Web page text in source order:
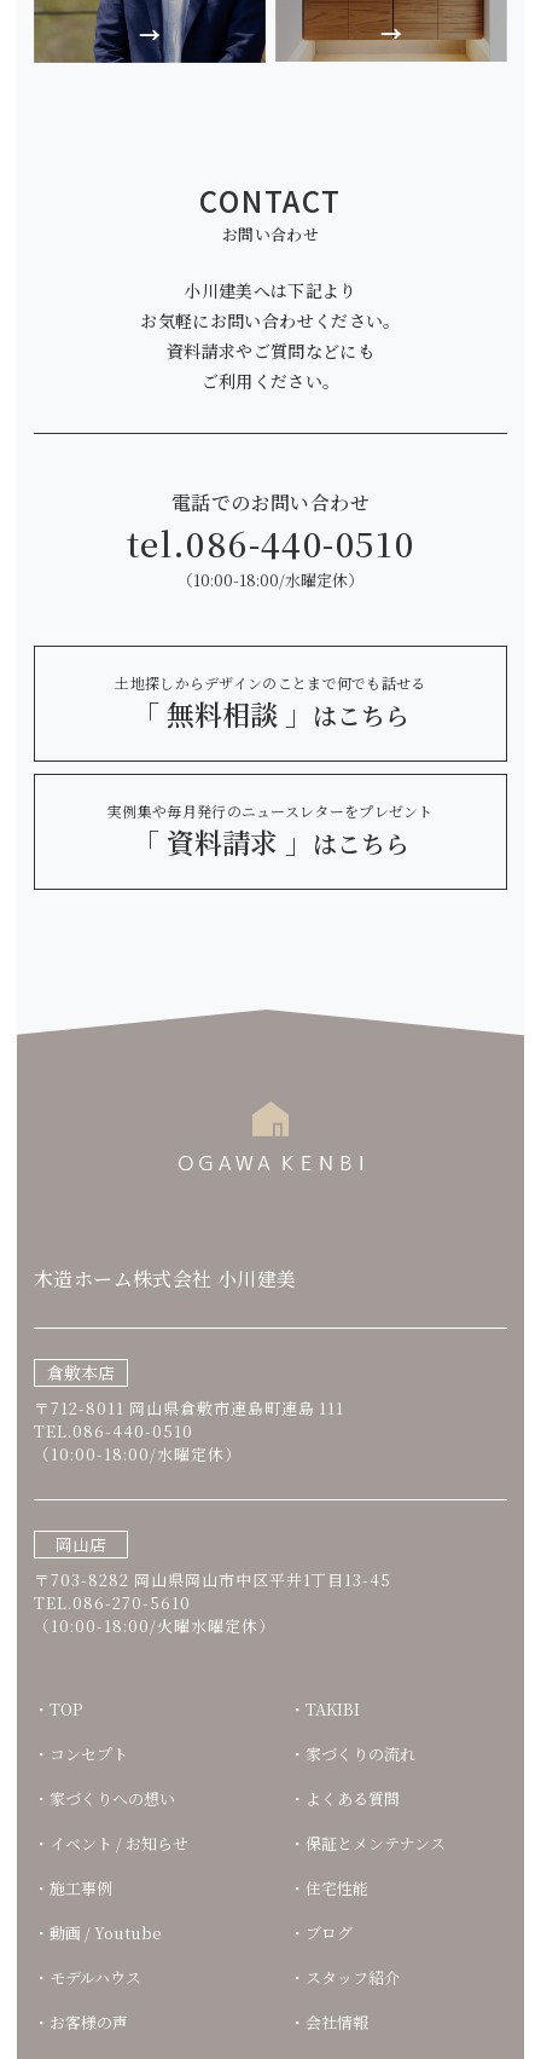
CONTACT
お問い合わせ
小川建美へは下記より
お気軽にお問い合わせください。
資料請求やご質問などにも
ご利用ください。
電話でのお問い合わせ
tel.086-440-0510
（10:00-18:00/水曜定休）
土地探しからデザインのことまで何でも話せる
「 無料相談 」 はこちら
実例集や毎月発行のニュースレターをプレゼント
「 資料請求 」 はこちら
木造ホーム株式会社 小川建美
倉敷本店
〒712-8011 岡山県倉敷市連島町連島 111
TEL.086-440-0510
（10:00-18:00/水曜定休）
岡山店
〒703-8282 岡山県岡山市中区平井1丁目13-45
TEL.086-270-5610
（10:00-18:00/火曜水曜定休）
TOP
コンセプト
家づくりへの想い
イベント / お知らせ
施工事例
動画 / Youtube
モデルハウス
お客様の声
TAKIBI
家づくりの流れ
よくある質問
保証とメンテナンス
住宅性能
ブログ
スタッフ紹介
会社情報